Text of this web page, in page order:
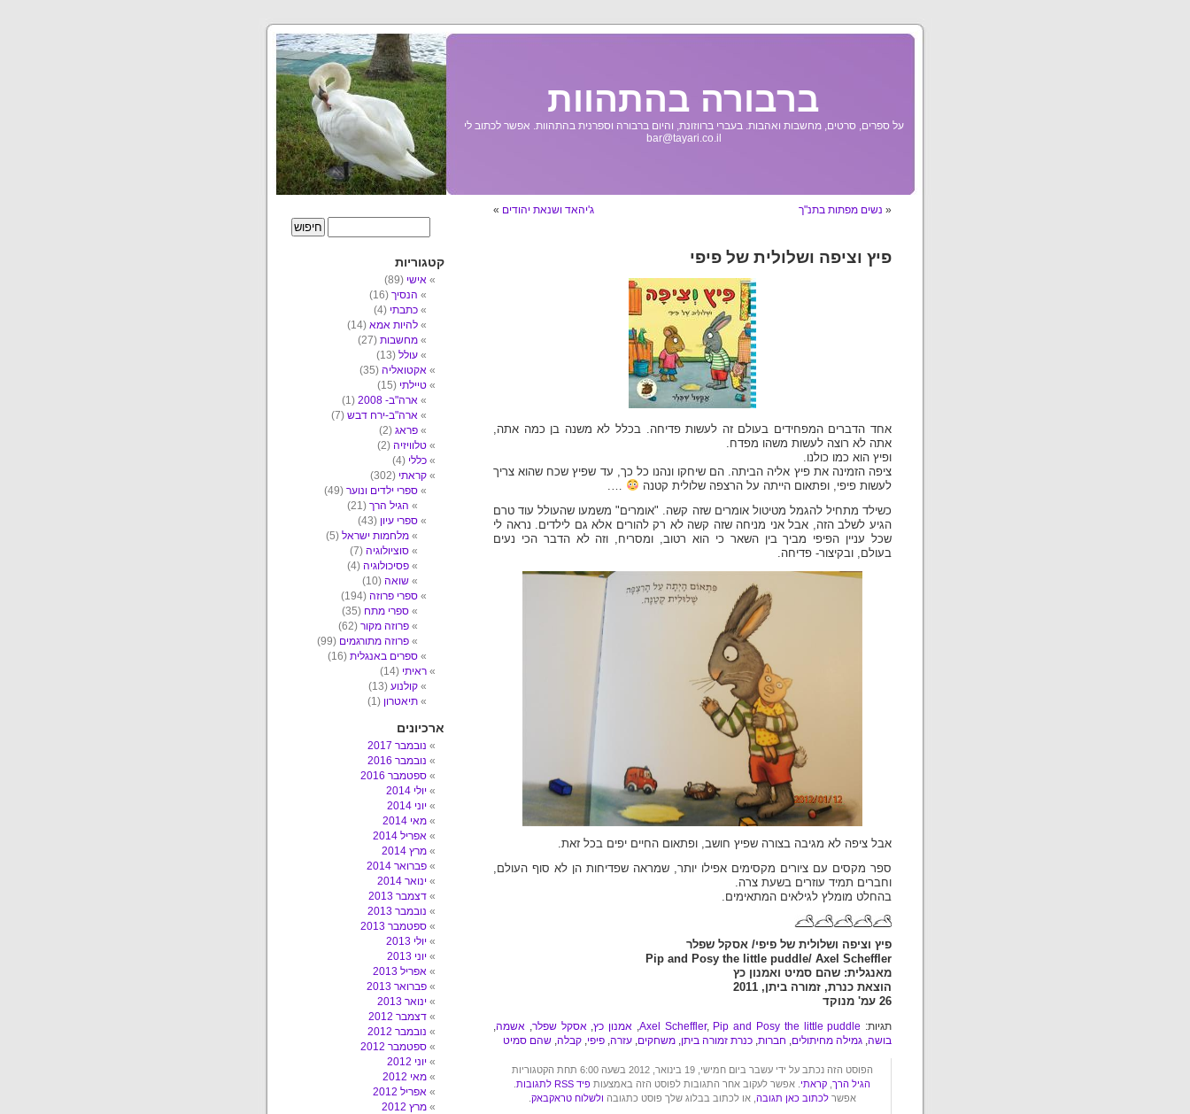
ברבורה בהתהוות
על ספרים, סרטים, מחשבות ואהבות. בעברי ברווזונת, והיום ברבורה וספרנית בהתהוות. אפשר לכתוב לי
bar@tayari.co.il
« נשים מפתות בתנ"ך ג'יהאד ושנאת יהודים »
פיץ וציפה ושלולית של פיפי
אחד הדברים המפחידים בעולם זה לעשות פדיחה. בכלל לא משנה בן כמה אתה,
אתה לא רוצה לעשות משהו מפדח.
ופיץ הוא כמו כולנו.
ציפה הזמינה את פיץ אליה הביתה. הם שיחקו ונהנו כל כך, עד שפיץ שכח שהוא צריך
לעשות פיפי, ופתאום הייתה על הרצפה שלולית קטנה
….
כשילד מתחיל להגמל מטיטול אומרים שזה קשה. "אומרים" משמעו שהעולל עוד טרם
הגיע לשלב הזה, אבל אני מניחה שזה קשה לא רק להורים אלא גם לילדים. נראה לי
שכל עניין הפיפי מביך בין השאר כי הוא רטוב, ומסריח, וזה לא הדבר הכי נעים
בעולם, ובקיצור- פדיחה.
אבל ציפה לא מגיבה בצורה שפיץ חושב, ופתאום החיים יפים בכל זאת.
ספר מקסים עם ציורים מקסימים אפילו יותר, שמראה שפדיחות הן לא סוף העולם,
וחברים תמיד עוזרים בשעת צרה.
בהחלט מומלץ לגילאים המתאימים.
פיץ וציפה ושלולית של פיפי/ אסקל שפלר
Pip and Posy the little puddle/ Axel Scheffler
מאנגלית: שהם סמיט ואמנון כץ
הוצאת כנרת, זמורה ביתן, 2011
26 עמ' מנוקד
תגיות: Axel Scheffler, Pip and Posy the little puddle
, אמנון כץ,אסקל שפלר, אשמה,
בושה, גמילה מחיתולים, חברות, כנרת זמורה ביתן, משחקים, עזרה, פיפי, קבלה, שהם סמיט
הפוסט הזה נכתב על ידי עשבר ביום חמישי, 19 בינואר, 2012 בשעה 6:00 תחת הקטגוריות
הגיל הרך קראתי . אפשר לעקוב אחר התגובות לפוסט הזה באמצעות פיד RSS לתגובות
אפשרלכתוב כאן תגובה , או לכתוב בבלוג שלך פוסט כתגובה ולשלוח טראקבאק
קטגוריות
אישי (89)
הנסיך (16)
כתבתי (4)
להיות אמא (14)
מחשבות (27)
עולל (13)
אקטואליה (35)
טיילתי (15)
ארה"ב- 2008
(1)
ארה"ב-ירח דבש (7)
פראג (2)
טלוויזיה (2)
כללי (4)
קראתי (302)
ספרי ילדים ונוער (49)
הגיל הרך (21)
ספרי עיון (43)
מלחמות ישראל (5)
סוציולוגיה (7)
פסיכולוגיה (4)
שואה (10)
ספרי פרוזה (194)
ספרי מתח (35)
פרוזה מקור (62)
פרוזה מתורגמים (99)
ספרים באנגלית (16)
ראיתי (14)
קולנוע (13)
תיאטרון (1)
ארכיונים
נובמבר 2017
נובמבר 2016
ספטמבר 2016
יולי 2014
יוני 2014
מאי 2014
אפריל 2014
מרץ 2014
פברואר 2014
ינואר 2014
דצמבר 2013
נובמבר 2013
ספטמבר 2013
יולי 2013
יוני 2013
אפריל 2013
פברואר 2013
ינואר 2013
דצמבר 2012
נובמבר 2012
ספטמבר 2012
יוני 2012
מאי 2012
אפריל 2012
מרץ 2012